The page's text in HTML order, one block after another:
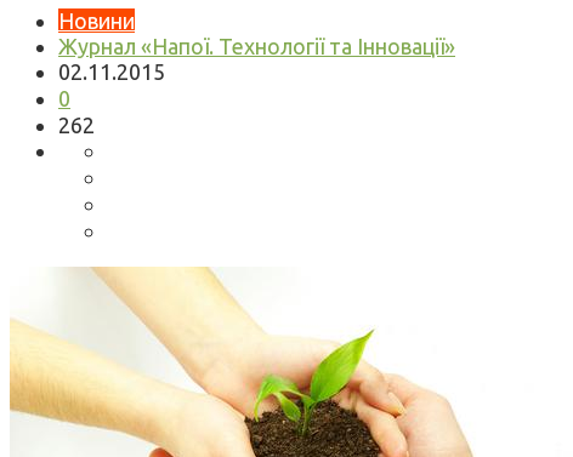
Новини
Журнал «Напої. Технології та Інновації»
02.11.2015
0
262